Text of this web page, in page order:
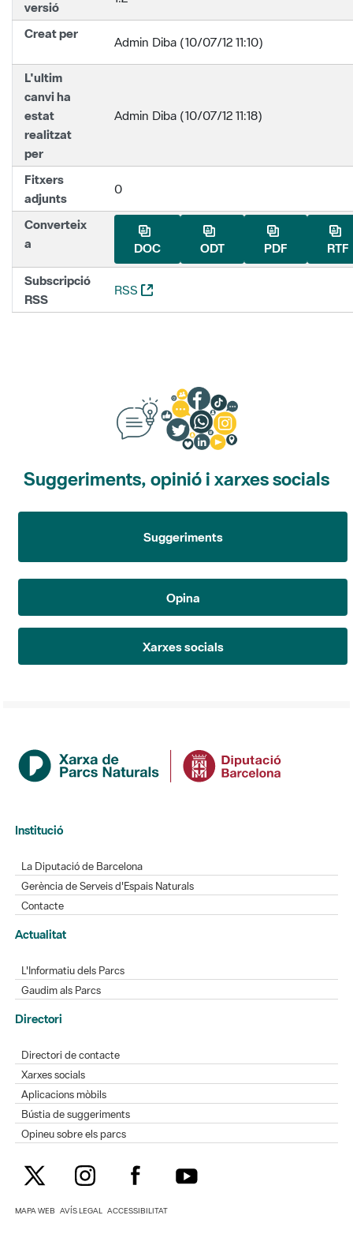
versió
Creat per
Admin Diba (10/07/12 11:10)
L'ultim
canvi ha
estat
realitzat
per
Admin Diba (10/07/12 11:18)
Fitxers
adjunts
0
Converteix
a
DOC ODT PDF RTF
Subscripció
RSS
RSS (Obre una nova finestra)
Suggeriments, opinió i xarxes socials
Suggeriments
Opina
Xarxes socials
Institució
La Diputació de Barcelona
Gerència de Serveis d'Espais Naturals
Contacte
Actualitat
L'Informatiu dels Parcs
Gaudim als Parcs
Directori
Directori de contacte
Xarxes socials
Aplicacions mòbils
Bústia de suggeriments
Opineu sobre els parcs
MAPA WEB AVÍS LEGAL ACCESSIBILITAT